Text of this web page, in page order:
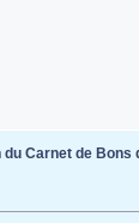
Carnet de Bons